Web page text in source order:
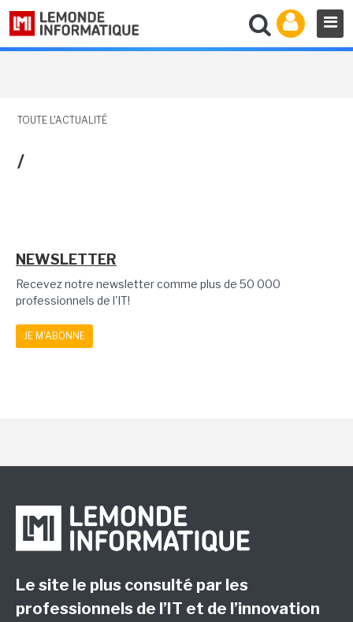
TOUTE L'ACTUALITÉ
/
NEWSLETTER
Recevez notre newsletter comme plus de 50 000
professionnels de l'IT!
JE M'ABONNE
Le site le plus consulté par les
professionnels de l’IT et de l’innovation